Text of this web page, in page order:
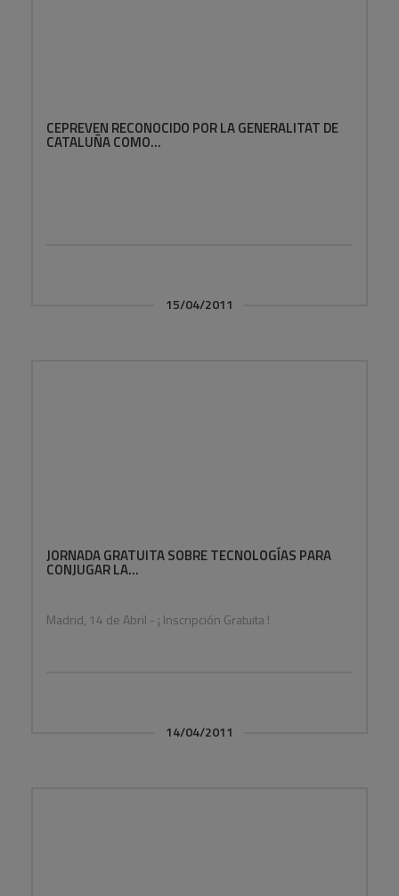
CEPREVEN RECONOCIDO POR LA GENERALITAT DE
CATALUÑA COMO...
15/04/2011
JORNADA GRATUITA SOBRE TECNOLOGÍAS PARA
CONJUGAR LA...
Madrid, 14 de Abril - ¡ Inscripción Gratuita !
14/04/2011